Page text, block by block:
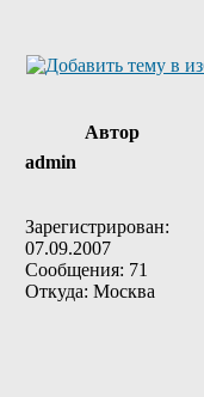
Автор
admin
Зарегистрирован:
07.09.2007
Сообщения: 71
Откуда: Москва